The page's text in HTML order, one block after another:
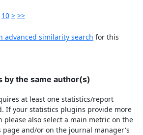
10 > >>
advanced similarity search for this
by the same author(s)
at least one statistics/report
If your statistics plugins provide more
please also select a main metric on the
and/or on the journal manager's